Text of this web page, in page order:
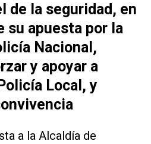
de la seguridad, en
su apuesta por la
Nacional,
y apoyar a
Local, y
a la Alcaldía de